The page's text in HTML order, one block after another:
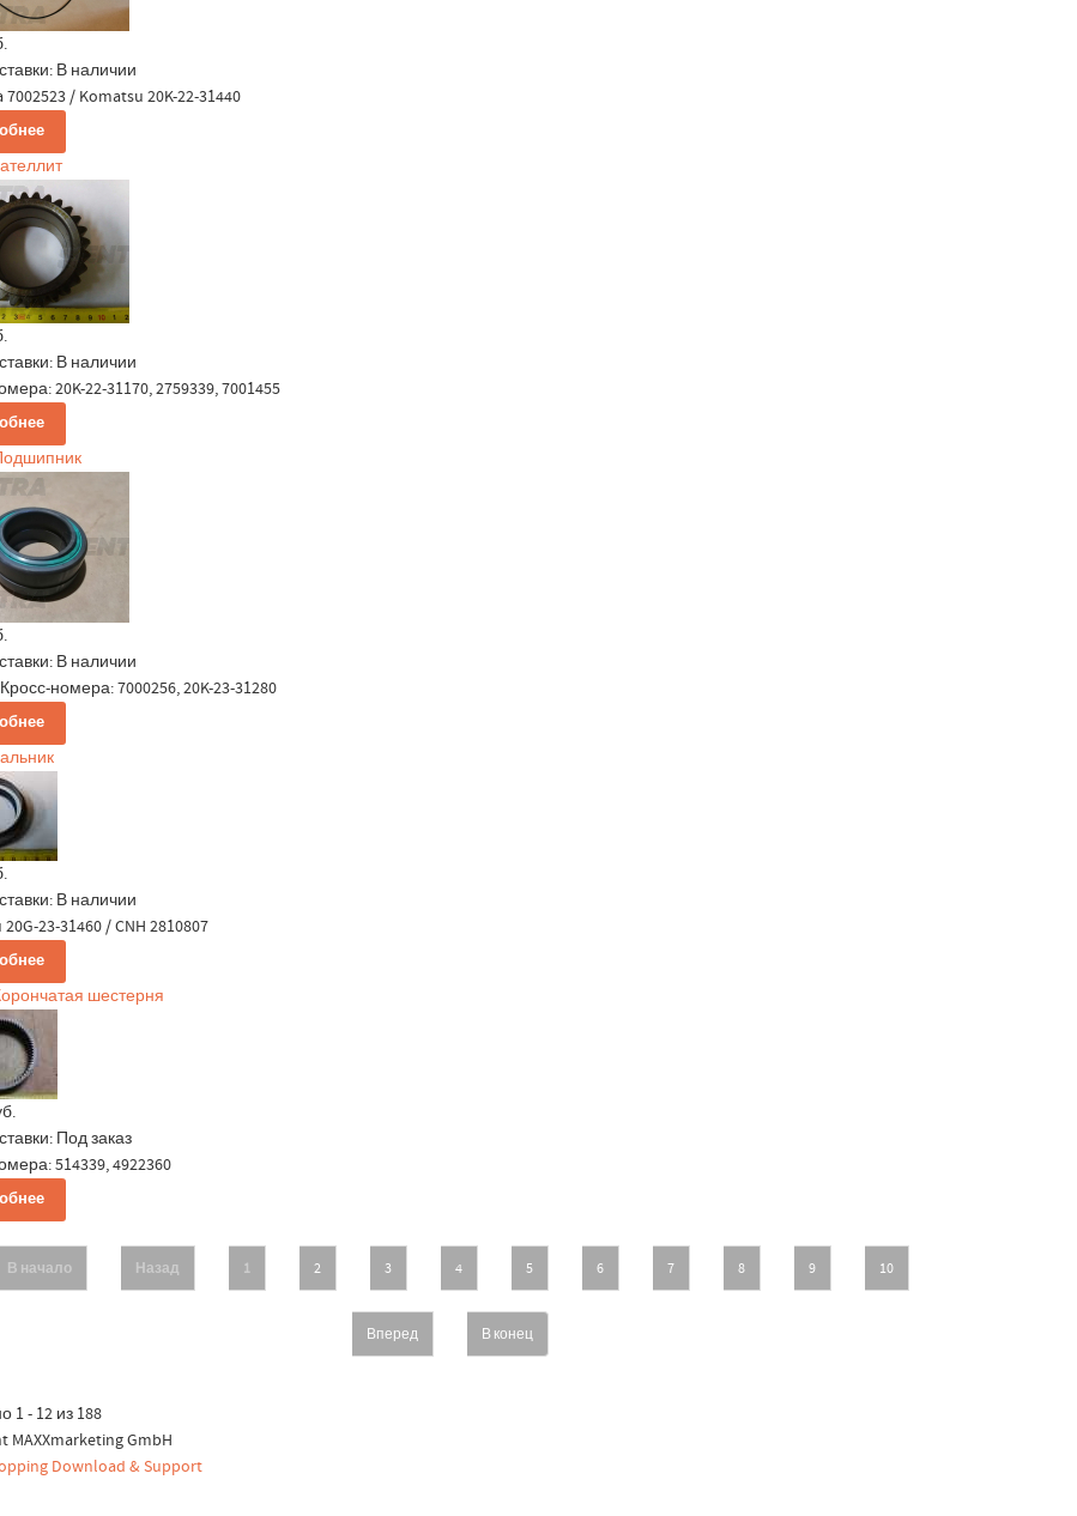
В наличии
7002523 / Komatsu 20K-22-31440
В наличии
20K-22-31170, 2759339, 7001455
В наличии
номера: 7000256, 20K-23-31280
В наличии
23-31460 / CNH 2810807
шестерня
Под заказ
514339, 4922360
В начало Назад 1 2 3 4 5 6 7 8 9 10
Вперед В конец
1 - 12 из 188
MAXXmarketing GmbH
Download & Support